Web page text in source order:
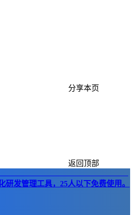
分享本页
返回顶部
研发管理工具，25人以下免费使用。